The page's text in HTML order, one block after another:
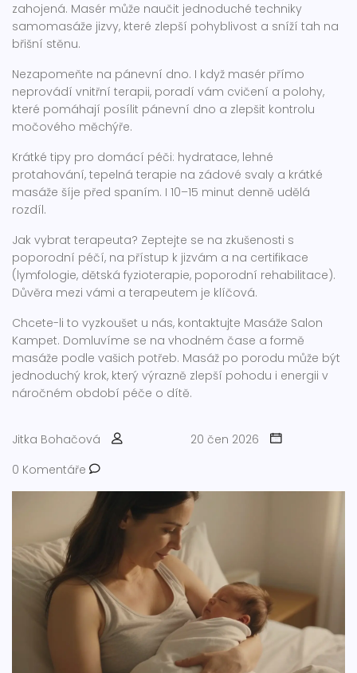
zahojená. Masér může naučit jednoduché techniky
samomasáže jizvy, které zlepší pohyblivost a sníží tah na
břišní stěnu.
Nezapomeňte na pánevní dno. I když masér přímo
neprovádí vnitřní terapii, poradí vám cvičení a polohy,
které pomáhají posílit pánevní dno a zlepšit kontrolu
močového měchýře.
Krátké tipy pro domácí péči: hydratace, lehné
protahování, tepelná terapie na zádové svaly a krátké
masáže šíje před spaním. I 10–15 minut denně udělá
rozdíl.
Jak vybrat terapeuta? Zeptejte se na zkušenosti s
poporodní péčí, na přístup k jizvám a na certifikace
(lymfologie, dětská fyzioterapie, poporodní rehabilitace).
Důvěra mezi vámi a terapeutem je klíčová.
Chcete-li to vyzkoušet u nás, kontaktujte Masáže Salon
Kampet. Domluvíme se na vhodném čase a formě
masáže podle vašich potřeb. Masáž po porodu může být
jednoduchý krok, který výrazně zlepší pohodu i energii v
náročném období péče o dítě.
Jitka Bohačová
20 čen 2026
0 Komentáře